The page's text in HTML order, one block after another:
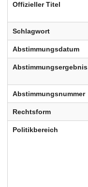
Offizieller Titel
Schlagwort
Abstimmungsdatum
Abstimmungsergebnis
Abstimmungsnummer
Rechtsform
Politikbereich